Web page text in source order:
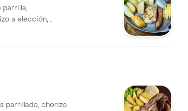
parrilla,
a elección,
de encurtidos
parrillado, chorizo